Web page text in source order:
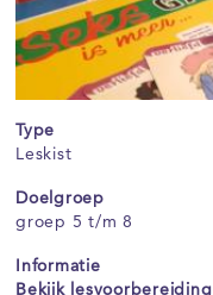
Type
Leskist
Doelgroep
groep 5 t/m 8
Informatie
Bekijk lesvoorbereiding